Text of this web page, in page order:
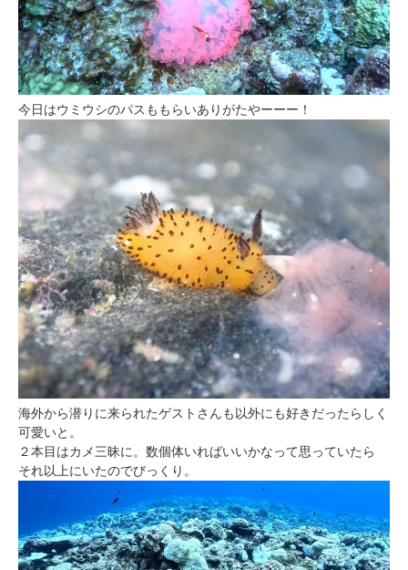
今日はウミウシのパスももらいありがたやーーー！
海外から潜りに来られたゲストさんも以外にも好きだったらしく
可愛いと。
２本目はカメ三昧に。数個体いればいいかなって思っていたら
それ以上にいたのでびっくり。